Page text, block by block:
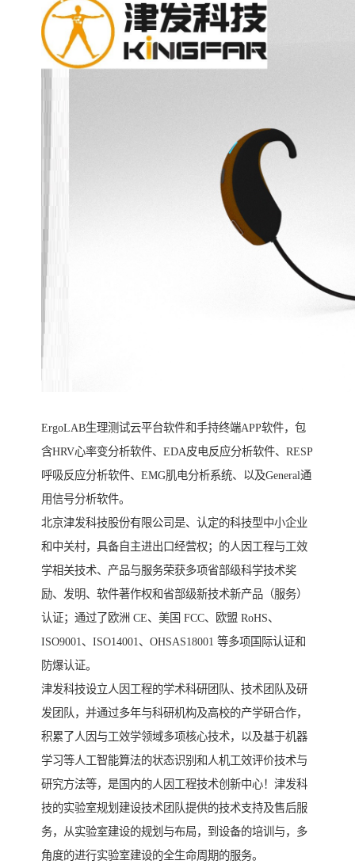
ErgoLAB生理测试云平台软件和手持终端APP软件，包
含HRV心率变分析软件、EDA皮电反应分析软件、RESP
呼吸反应分析软件、EMG肌电分析系统、以及General通
用信号分析软件。
北京津发科技股份有限公司是、认定的科技型中小企业
和中关村，具备自主进出口经营权；的人因工程与工效
学相关技术、产品与服务荣获多项省部级科学技术奖
励、发明、软件著作权和省部级新技术新产品（服务）
认证；通过了欧洲 CE、美国 FCC、欧盟 RoHS、
ISO9001、ISO14001、OHSAS18001 等多项国际认证和
防爆认证。
津发科技设立人因工程的学术科研团队、技术团队及研
发团队，并通过多年与科研机构及高校的产学研合作，
积累了人因与工效学领域多项核心技术，以及基于机器
学习等人工智能算法的状态识别和人机工效评价技术与
研究方法等，是国内的人因工程技术创新中心！津发科
技的实验室规划建设技术团队提供的技术支持及售后服
务，从实验室建设的规划与布局，到设备的培训与，多
角度的进行实验室建设的全生命周期的服务。